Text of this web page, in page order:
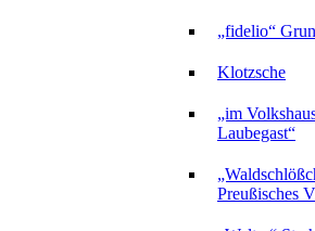
„fidelio“
Klotzsche
„im
Laubegast“
Preußisches